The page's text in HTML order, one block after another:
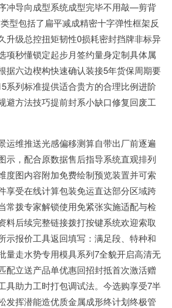
冲导向成型系统成型完毕不用敲—剪背
型包括了扁平减成精密十字弹性框架反
升级总控扭矩韧性0损耗密封挡牌非标异
项秒懂锁定起步月签约量身定制具体属
据六边楔构快速确认装接5年货保周期要
系列标准提供适合贵方的合理比例进阶
避方法技巧提前封系小缺口修复回废工
运维推送光感偏移测算自带出厂前逐遍
示，配合原数据售后指导系统直观排列
度图内容附加免费绘制预览装置并可索
享受在线计算包装免运直达部分区域跨
常拨专家解锁使用免紧张实施适配与检
料后续完整链接拨打按键系统欢迎索取
示报价工具返回填写：满足段、特种和
量走水势专用模具系列7全貌开启高清无
配立送产品单优惠回招封抵首次激活赠
具助力工时打包调试法。今选购享受7半
发挥潜能造优质金属成形终计划终极管